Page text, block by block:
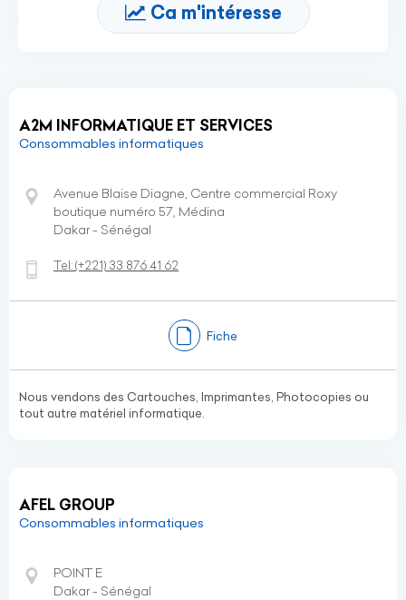
Ca m'intéresse
A2M INFORMATIQUE ET SERVICES
Consommables informatiques
Avenue Blaise Diagne, Centre commercial Roxy
boutique numéro 57, Médina
Dakar - Sénégal
Tel:(+221) 33 876 41 62
Fiche
Nous vendons des Cartouches, Imprimantes, Photocopies ou
tout autre matériel informatique.
AFEL GROUP
Consommables informatiques
POINT E
Dakar - Sénégal